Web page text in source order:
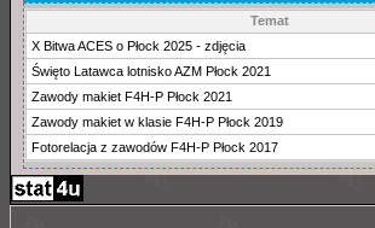
Temat
X Bitwa ACES o Płock 2025 - zdjęcia
Święto Latawca lotnisko AZM Płock 2021
Zawody makiet F4H-P Płock 2021
Zawody makiet w klasie F4H-P Płock 2019
Fotorelacja z zawodów F4H-P Płock 2017